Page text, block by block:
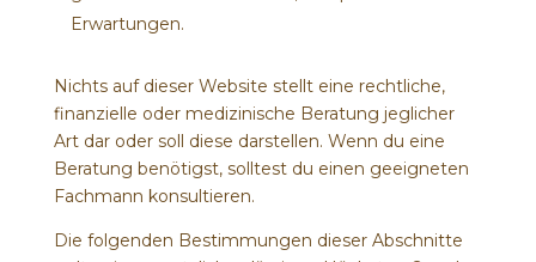
Erwartungen.
Nichts auf dieser Website stellt eine rechtliche,
finanzielle oder medizinische Beratung jeglicher
Art dar oder soll diese darstellen. Wenn du eine
Beratung benötigst, solltest du einen geeigneten
Fachmann konsultieren.
Die folgenden Bestimmungen dieser Abschnitte